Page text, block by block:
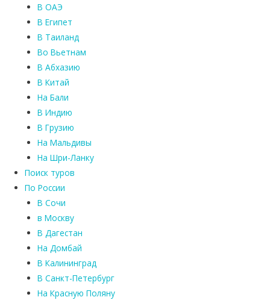
В ОАЭ
В Египет
В Таиланд
Во Вьетнам
В Абхазию
В Китай
На Бали
В Индию
В Грузию
На Мальдивы
На Шри-Ланку
Поиск туров
По России
В Сочи
в Москву
В Дагестан
На Домбай
В Калининград
В Санкт-Петербург
На Красную Поляну